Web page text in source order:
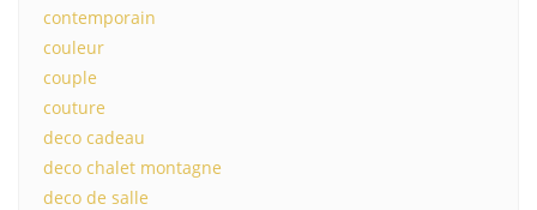
contemporain
couleur
couple
couture
deco cadeau
deco chalet montagne
deco de salle